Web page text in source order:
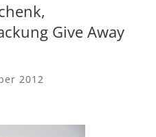
Give Away
2012